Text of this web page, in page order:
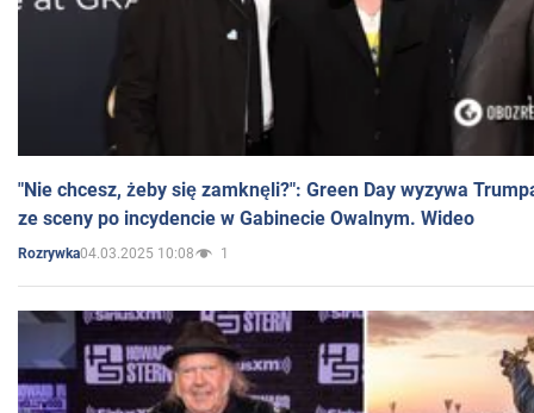
"Nie chcesz, żeby się zamknęli?": Green Day wyzywa
ze sceny po incydencie w Gabinecie Owalnym. Wideo
Rozrywka04.03.2025 10:08 1